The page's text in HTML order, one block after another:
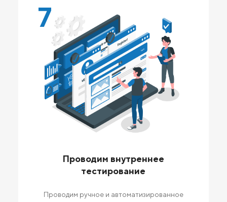
7
Проводим внутреннее
тестирование
Проводим ручное и автоматизированное